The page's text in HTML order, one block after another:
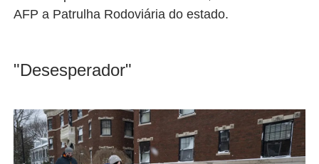
AFP a Patrulha Rodoviária do estado.
"Desesperador"